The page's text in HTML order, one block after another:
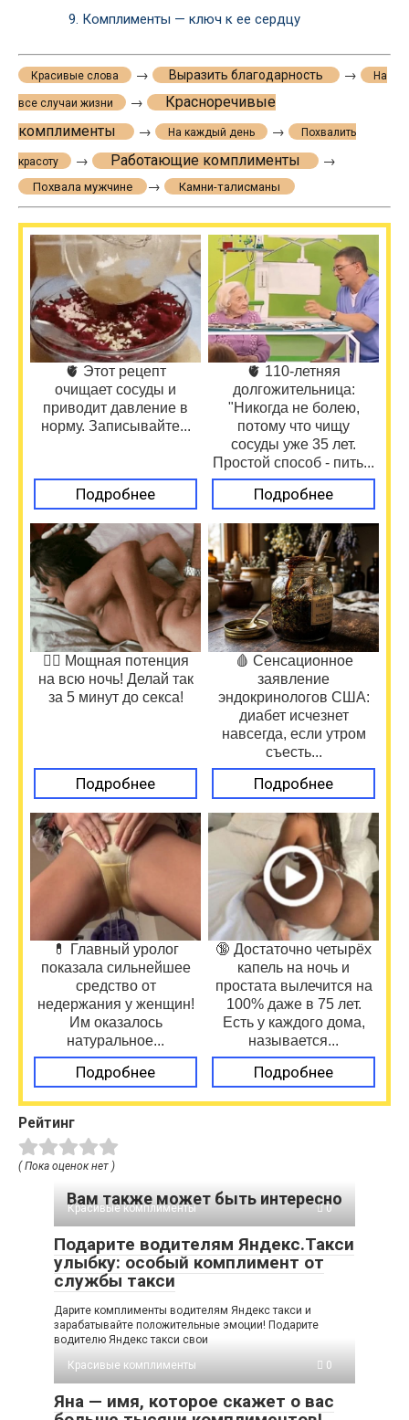
9. Комплименты — ключ к ее сердцу
Красивые слова → Выразить благодарность → На
все случаи жизни →
Красноречивые
комплименты
→ На каждый день → Похвалить
красоту → Работающие комплименты →
Похвала мужчине → Камни-талисманы
🫀 Этот рецепт
очищает сосуды и
приводит давление в
норму. Записывайте...
Подробнее
🫀 110-летняя
долгожительница:
"Никогда не болею,
потому что чищу
сосуды уже 35 лет.
Простой способ - пить...
Подробнее
❤️‍🔥 Мощная потенция
на всю ночь! Делай так
за 5 минут до секса!
Подробнее
🩸 Сенсационное
заявление
эндокринологов США:
диабет исчезнет
навсегда, если утром
съесть...
Подробнее
💊 Главный уролог
показала сильнейшее
средство от
недержания у женщин!
Им оказалось
натуральное...
Подробнее
🔞 Достаточно четырёх
капель на ночь и
простата вылечится на
100% даже в 75 лет.
Есть у каждого дома,
называется...
Подробнее
Рейтинг
( Пока оценок нет )
Вам также может быть интересно
Красивые комплименты 0
Подарите водителям Яндекс.Такси
улыбку: особый комплимент от
службы такси
Дарите комплименты водителям Яндекс такси и
зарабатывайте положительные эмоции! Подарите
водителю Яндекс такси свои
Красивые комплименты
0
Яна — имя, которое скажет о вас